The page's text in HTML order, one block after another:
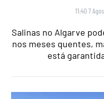
11:40 7
Salinas no Algarve
nos meses quentes,
está